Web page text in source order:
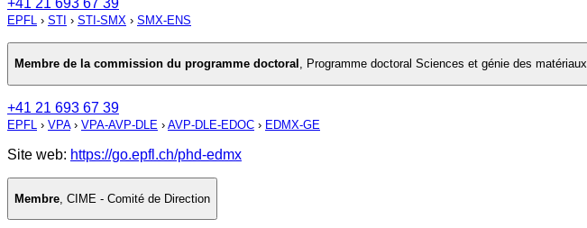
+41 21 693 67 39
EPFL › STI › STI-SMX › SMX-ENS
Membre de la commission du programme doctoral , Programme doctoral Sciences et génie des matériaux
+41 21 693 67 39
EPFL › VPA› VPA-AVP-DLE › AVP-DLE-EDOC › EDMX-GE
Site web: https://go.epfl.ch/phd-edmx
Membre, CIME - Comité de Direction